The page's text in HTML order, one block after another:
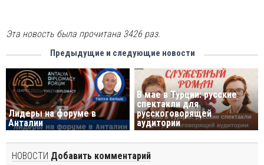
Эта новость была прочитана 3426 раз.
Предыдущие и следующие новости
Лидеры на форуме в
Анталии
В мае в Турции: русские
спектакли для
русскоговорящей
аудитории
НОВОСТИ Добавить комментарий